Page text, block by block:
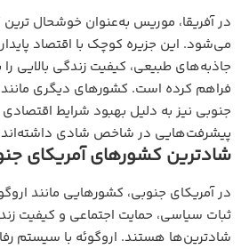
در آفریقا، موریس به‌عنوان خوشحال
می‌شود. این جزیره کوچک با اقتصاد
جاذبه‌های طبیعی، کیفیت زندگی بالایی
فراهم کرده است. کشورهای دیگری مانند
جنوبی نیز به دلیل بهبود شرایط اقتصادی
پیشرفت‌هایی در شاخص شادی
شادترین کشورهای آمریکای
در آمریکای جنوبی، کشورهایی مانند
ثبات سیاسی، حمایت اجتماعی و کیفیت
شادترین‌ها هستند. اروگوئه با سیستم